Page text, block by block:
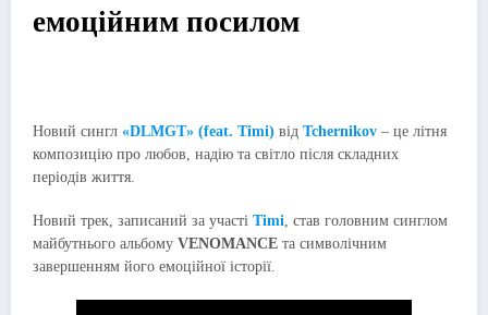
емоційним посилом
Новий сингл «DLMGT» (feat. Timi) від Tchernikov – це літня
композицію про любов, надію та світло після складних
періодів життя.
Новий трек, записаний за участі Timi, став головним синглом
майбутнього альбому VENOMANCE та символічним
завершенням його емоційної історії.